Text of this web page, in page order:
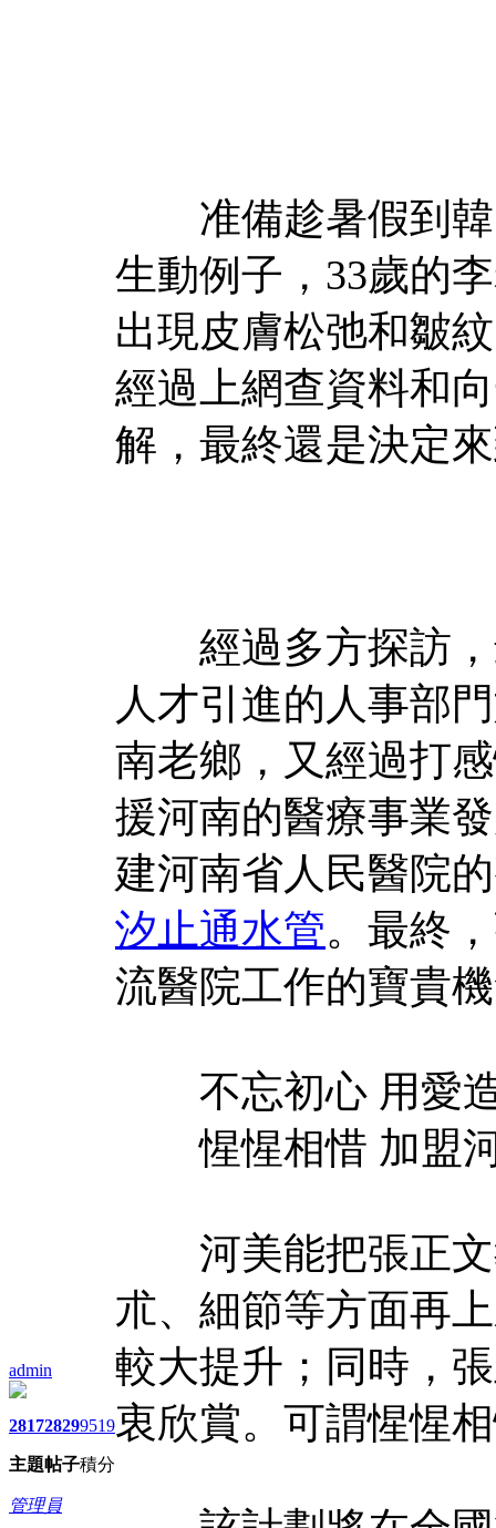
admin
2817
主題
2829
帖子
9519
積分
管理員
准備趁暑假到韓
生動例子，33歲的
出現皮膚松弛和皺
經過上網查資料和
解，最終還是決定
經過多方探訪，
人才引進的人事部
南老鄉，又經過打
援河南的醫療事業
建河南省人民醫院
汐止通水管。最終
流醫院工作的寶貴
不忘初心 用愛
惺惺相惜 加盟
河美能把張正文
朮、細節等方面再
較大提升；同時，
衷欣賞。可謂惺惺